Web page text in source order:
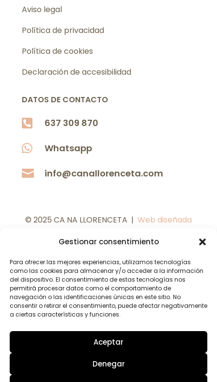
Gestionar consentimiento
Para ofrecer las mejores experiencias, utilizamos tecnologías
como las cookies para almacenar y/o acceder a la información
del dispositivo. El consentimiento de estas tecnologías nos
permitirá procesar datos como el comportamiento de
navegación o las identificaciones únicas en este sitio. No
consentir o retirar el consentimiento, puede afectar negativamente
a ciertas características y funciones.
Aceptar
Denegar
Aviso legal
Política de privacidad
Política de cookies
Declaración de accesibilidad
DATOS DE CONTACTO
 637 309 870
 Whatsapp
 info@canallorenceta.com
© 2025 CA NA LLORENCETA | Web diseñada